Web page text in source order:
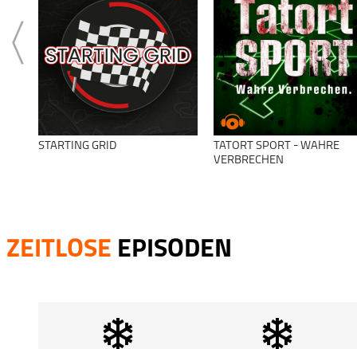
STARTING GRID
TATORT SPORT - WAHRE
VERBRECHEN
ZEITLOSE EPISODEN